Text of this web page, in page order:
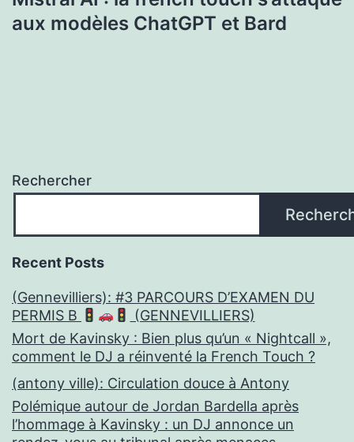
aux modèles ChatGPT et Bard
Rechercher
Recent Posts
(Gennevilliers): #3 PARCOURS D’EXAMEN DU
PERMIS B
(GENNEVILLIERS)
Mort de Kavinsky : Bien plus qu’un « Nightcall »,
comment le DJ a réinventé la French Touch ?
(antony ville): Circulation douce à Antony
Polémique autour de Jordan Bardella après
l’hommage à Kavinsky : un DJ annonce un